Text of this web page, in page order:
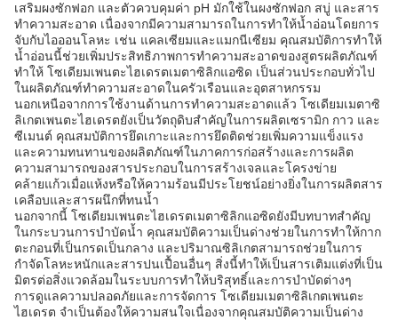
เสริมผงซักฟอก และตัวควบคุมค่า pH มักใช้ในผงซักฟอก สบู่ และสาร
ทำความสะอาด เนื่องจากมีความสามารถในการทำให้น้ำอ่อนโดยการ
จับกับไอออนโลหะ เช่น แคลเซียมและแมกนีเซียม คุณสมบัติการทำให้
น้ำอ่อนนี้ช่วยเพิ่มประสิทธิภาพการทำความสะอาดของสูตรผลิตภัณฑ์
ทำให้ โซเดียมเพนตะไฮเดรตเมตาซิลิกแอซิด เป็นส่วนประกอบทั่วไป
ในผลิตภัณฑ์ทำความสะอาดในครัวเรือนและอุตสาหกรรม
นอกเหนือจากการใช้งานด้านการทำความสะอาดแล้ว โซเดียมเมตาซิ
ลิเกตเพนตะไฮเดรตยังเป็นวัตถุดิบสำคัญในการผลิตเซรามิก กาว และ
ซีเมนต์ คุณสมบัติการยึดเกาะและการยึดติดช่วยเพิ่มความแข็งแรง
และความทนทานของผลิตภัณฑ์ในภาคการก่อสร้างและการผลิต
ความสามารถของสารประกอบในการสร้างเจลและโครงข่าย
คล้ายแก้วเมื่อแห้งหรือให้ความร้อนมีประโยชน์อย่างยิ่งในการผลิตสาร
เคลือบและสารผนึกที่ทนน้ำ
นอกจากนี้ โซเดียมเพนตะไฮเดรตเมตาซิลิกแอซิดยังมีบทบาทสำคัญ
ในกระบวนการบำบัดน้ำ คุณสมบัติความเป็นด่างช่วยในการทำให้กาก
ตะกอนที่เป็นกรดเป็นกลาง และปริมาณซิลิเกตสามารถช่วยในการ
กำจัดโลหะหนักและสารปนเปื้อนอื่นๆ สิ่งนี้ทำให้เป็นสารเติมแต่งที่เป็น
มิตรต่อสิ่งแวดล้อมในระบบการทำให้บริสุทธิ์และการบำบัดต่างๆ
การดูแลความปลอดภัยและการจัดการ โซเดียมเมตาซิลิเกตเพนตะ
ไฮเดรต จำเป็นต้องให้ความสนใจเนื่องจากคุณสมบัติความเป็นด่าง